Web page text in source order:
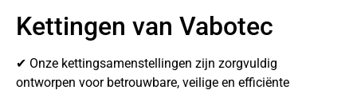
Kettingen van Vabotec
✔ Onze kettingsamenstellingen zijn zorgvuldig
ontworpen voor betrouwbare, veilige en efficiënte